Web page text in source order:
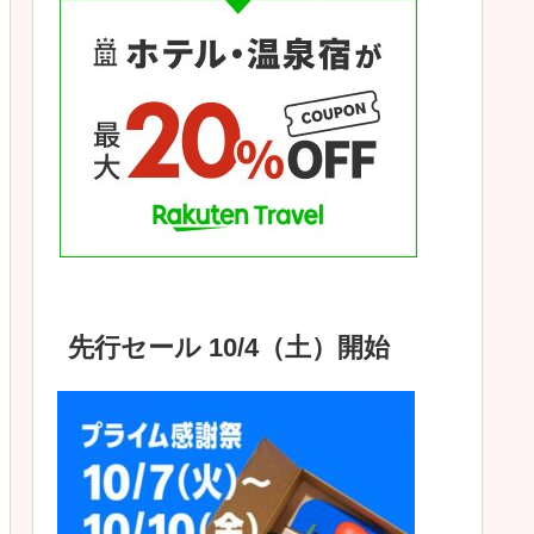
先行セール 10/4（土）開始